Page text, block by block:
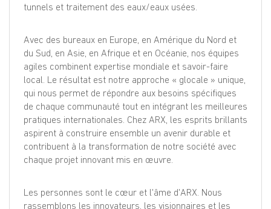
tunnels et traitement des eaux/eaux usées.
Avec des bureaux en Europe, en Amérique du Nord et
du Sud, en Asie, en Afrique et en Océanie, nos équipes
agiles combinent expertise mondiale et savoir-faire
local. Le résultat est notre approche « glocale » unique,
qui nous permet de répondre aux besoins spécifiques
de chaque communauté tout en intégrant les meilleures
pratiques internationales. Chez ARX, les esprits brillants
aspirent à construire ensemble un avenir durable et
contribuent à la transformation de notre société avec
chaque projet innovant mis en œuvre.
Les personnes sont le cœur et l'âme d'ARX. Nous
rassemblons les innovateurs, les visionnaires et les